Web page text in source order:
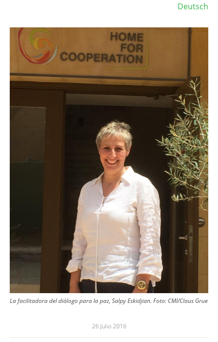
Deutsch
Image
La facilitadora del diálogo para la paz, Salpy Eskidjian. Foto: CMI/Claus Grue
26 Julio 2016